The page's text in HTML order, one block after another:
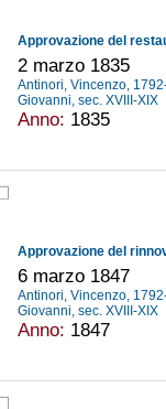
2 marzo 1835
Antinori, Vincenzo,
Giovanni, sec. XVIII-XIX
Anno: 1835
6 marzo 1847
Antinori, Vincenzo,
Giovanni, sec. XVIII-XIX
Anno: 1847